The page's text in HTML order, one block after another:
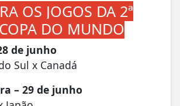
OS JOGOS DA 2ª
DO MUNDO
de junho
Sul x Canadá
– 29 de junho